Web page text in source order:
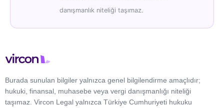
danışmanlık niteliği taşımaz.
Burada sunulan bilgiler yalnızca genel bilgilendirme amaçlıdır;
hukuki, finansal, muhasebe veya vergi danışmanlığı niteliği
taşımaz. Vircon Legal yalnızca Türkiye Cumhuriyeti hukuku